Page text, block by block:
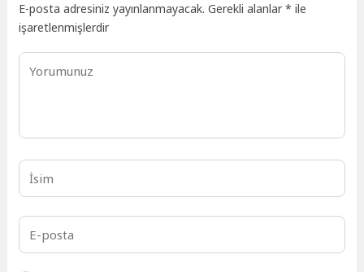
E-posta adresiniz yayınlanmayacak. Gerekli alanlar* ile
işaretlenmişlerdir